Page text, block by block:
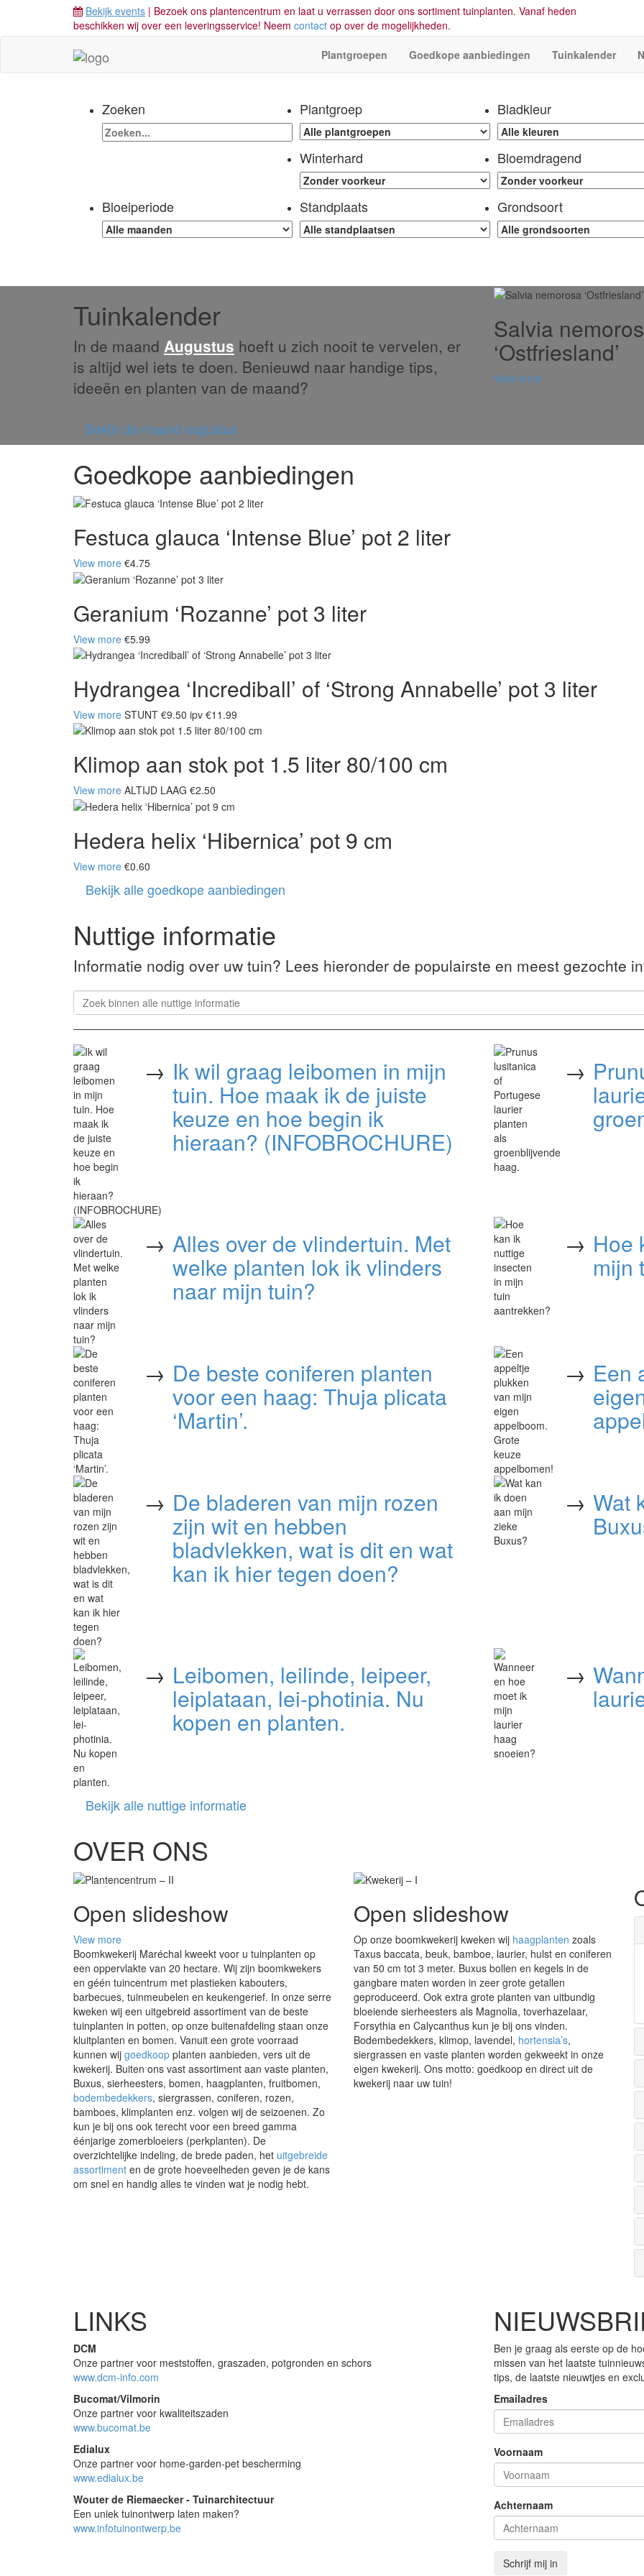
Bekijk events | Bezoek ons plantencentrum en laat u verrassen door ons sortiment tuinplanten. Vanaf heden
beschikken wij over een leveringsservice! Neem contact op over de mogelijkheden.
Plantgroepen Goedkope aanbiedingen Tuinkalender
Zoeken Plantgroep Bladkleur
Winterhard Bloemdragend
Bloeiperiode Standplaats Grondsoort
Tuinkalender
In de maand Augustus hoeft u zich nooit te vervelen, er
is altijd wel iets te doen. Benieuwd naar handige tips,
ideeën en planten van de maand?
Bekijk de maand augustus
Salvia
‘Ostfriesland’
View more
Goedkope aanbiedingen
Festuca glauca ‘Intense Blue’ pot 2 liter
View more €4.75
Geranium ‘Rozanne’ pot 3 liter
View more €5.99
Hydrangea ‘Incrediball’ of ‘Strong Annabelle’ pot 3 liter
View more STUNT €9.50 ipv €11.99
Klimop aan stok pot 1.5 liter 80/100 cm
View more ALTIJD LAAG €2.50
Hedera helix ‘Hibernica’ pot 9 cm
View more €0.60
Bekijk alle goedkope aanbiedingen
Nuttige informatie
Informatie nodig over uw tuin? Lees hieronder de populairste en meest gezochte
→ Ik wil graag leibomen in mijn
tuin. Hoe maak ik de juiste
keuze en hoe begin ik
hieraan? (INFOBROCHURE)
→
→ Alles over de vlindertuin. Met
welke planten lok ik vlinders
naar mijn tuin?
→ Hoe
mijn
→ De beste coniferen planten
voor een haag: Thuja plicata
‘Martin’.
→ Een
→ De bladeren van mijn rozen
zijn wit en hebben
bladvlekken, wat is dit en wat
kan ik hier tegen doen?
→ Wat
→ Leibomen, leilinde, leipeer,
leiplataan, lei-photinia. Nu
kopen en planten.
→
Bekijk alle nuttige informatie
OVER ONS
Open slideshow
View more
Boomkwekerij Maréchal kweekt voor u tuinplanten op
een oppervlakte van 20 hectare. Wij zijn boomkwekers
en géén tuincentrum met plastieken kabouters,
barbecues, tuinmeubelen en keukengerief. In onze serre
kweken wij een uitgebreid assortiment van de beste
tuinplanten in potten, op onze buitenafdeling staan onze
kluitplanten en bomen. Vanuit een grote voorraad
kunnen wij goedkoop planten aanbieden, vers uit de
kwekerij. Buiten ons vast assortiment aan vaste planten,
Buxus, sierheesters, bomen, haagplanten, fruitbomen,
bodembedekkers, siergrassen, coniferen, rozen,
bamboes, klimplanten enz. volgen wij de seizoenen. Zo
kun je bij ons ook terecht voor een breed gamma
éénjarige zomerbloeiers (perkplanten). De
overzichtelijke indeling, de brede paden, het uitgebreide
assortiment en de grote hoeveelheden geven je de kans
om snel en handig alles te vinden wat je nodig hebt.
Open slideshow
Op onze boomkwekerij kweken wij haagplanten zoals
Taxus baccata, beuk, bamboe, laurier, hulst en coniferen
van 50 cm tot 3 meter. Buxus bollen en kegels in de
gangbare maten worden in zeer grote getallen
geproduceerd. Ook extra grote planten van uitbundig
bloeiende sierheesters als Magnolia, toverhazelaar,
Forsythia en Calycanthus kun je bij ons vinden.
Bodembedekkers, klimop, lavendel, hortensia’s,
siergrassen en vaste planten worden gekweekt in onze
eigen kwekerij. Ons motto: goedkoop en direct uit de
kwekerij naar uw tuin!
LINKS
DCM
Onze partner voor meststoffen, graszaden, potgronden en schors
www.dcm-info.com
Bucomat/Vilmorin
Onze partner voor kwaliteitszaden
www.bucomat.be
Edialux
Onze partner voor home-garden-pet bescherming
www.edialux.be
Wouter de Riemaecker - Tuinarchitectuur
Een uniek tuinontwerp laten maken?
www.infotuinontwerp.be
Ben je graag als eerste op de
missen van het laatste
tips, de laatste nieuwtjes en
Emailadres
Voornaam
Achternaam
Schrijf mij in